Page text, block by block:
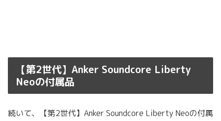
【第2世代】Anker Soundcore Liberty
Neoの付属品
続いて、【第2世代】Anker Soundcore Liberty Neoの付属